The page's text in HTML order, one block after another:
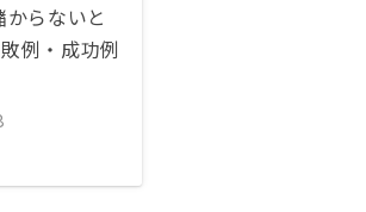
らないと
例・成功例